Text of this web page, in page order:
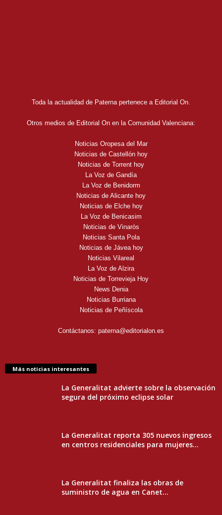
Toda la actualidad de Paterna pertenece a Editorial On.
Otros medios de Editorial On en la Comunidad Valenciana:
Noticias Oropesa del Mar
Noticias de Castellón hoy
Noticias de Torrent hoy
La Voz de Gandía
La Voz de Benidorm
Noticias de Alicante hoy
Noticias de Elche hoy
La Voz de Benicasim
Noticias de Vinaròs
Noticias Santa Pola
Noticias de Jávea hoy
Noticias Vilareal
La Voz de Alzira
Noticias de Torrevieja Hoy
News Denia
Noticias Burriana
Noticias de Peñíscola
Contáctanos: paterna@editorialon.es
Más noticias interesantes
La Generalitat advierte sobre la observación
segura del próximo eclipse solar
La Generalitat reporta 305 nuevos ingresos
en centros residenciales para mujeres...
La Generalitat finaliza las obras de
suministro de agua en Canet...